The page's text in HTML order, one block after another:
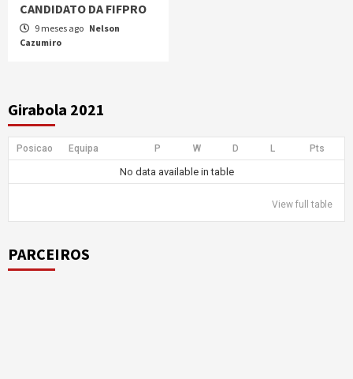
CANDIDATO DA FIFPRO
9 meses ago Nelson
Cazumiro
Girabola 2021
Posicao Equipa P W D L Pts
No data available in table
View full table
PARCEIROS